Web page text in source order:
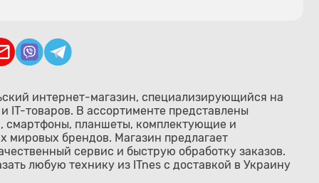
интернет-магазин, специализирующийся на
IT-товаров. В ассортименте представлены
смартфоны, планшеты, комплектующие и
мировых брендов. Магазин предлагает
сервис и быструю обработку заказов.
любую технику из ITnes с доставкой в Украину